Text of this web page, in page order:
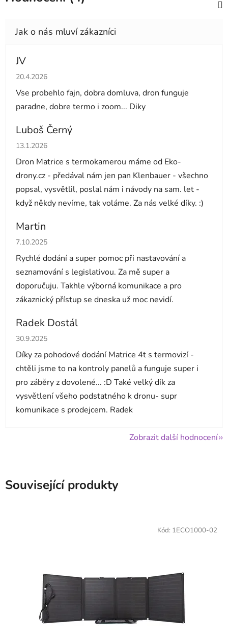
JV
Hodnocení obchodu je 5 z 5 hvězdiček.
20.4.2026
Vse probehlo fajn, dobra domluva, dron funguje
paradne, dobre termo i zoom... Diky
Luboš Černý
Hodnocení obchodu je 5 z 5 hvězdiček.
13.1.2026
Dron Matrice s termokamerou máme od Eko-
drony.cz - předával nám jen pan Klenbauer - všechno
popsal, vysvětlil, poslal nám i návody na sam. let -
když někdy nevíme, tak voláme. Za nás velké díky. :)
Martin
Hodnocení obchodu je 5 z 5 hvězdiček.
7.10.2025
Rychlé dodání a super pomoc při nastavování a
seznamování s legislativou. Za mě super a
doporučuju. Takhle výborná komunikace a pro
zákaznický přístup se dneska už moc nevidí.
Radek Dostál
Hodnocení obchodu je 5 z 5 hvězdiček.
30.9.2025
Díky za pohodové dodání Matrice 4t s termovizí -
chtěli jsme to na kontroly panelů a funguje super i
pro záběry z dovolené... :D Také velký dík za
vysvětlení všeho podstatného k dronu- supr
komunikace s prodejcem. Radek
Zobrazit další hodnocení
Související produkty
Kód: 1ECO1000-02